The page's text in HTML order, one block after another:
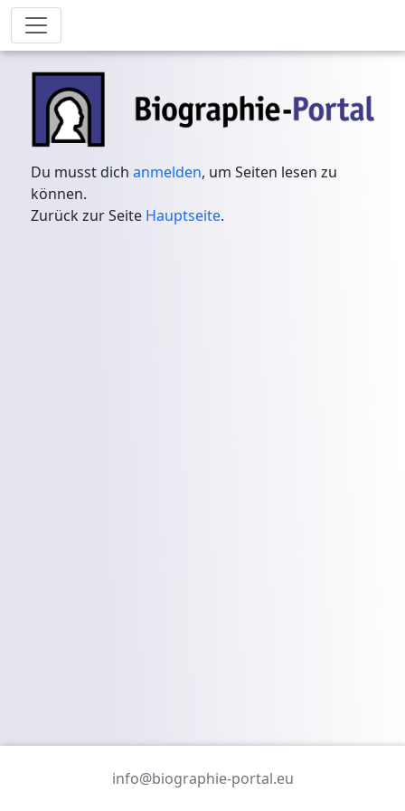
Du musst dichanmelden, um Seiten lesen zu
können.
Zurück zur Seite Hauptseite.
info@biographie-portal.eu